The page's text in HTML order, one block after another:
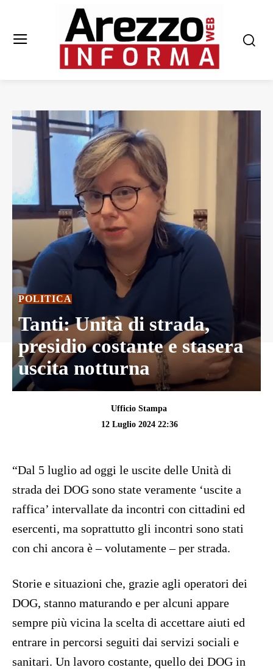
POLITICA
Tanti: Unità di strada,
presidio costante e stasera
uscita notturna
Ufficio Stampa
12 Luglio 2024 22:36
“Dal 5 luglio ad oggi le uscite delle Unità di
strada dei DOG sono state veramente ‘uscite a
raffica’ intervallate da incontri con cittadini ed
esercenti, ma soprattutto gli incontri sono stati
con chi ancora è – volutamente – per strada.
Storie e situazioni che, grazie agli operatori dei
DOG, stanno maturando e per alcuni appare
sempre più vicina la scelta di accettare aiuti ed
entrare in percorsi seguiti dai servizi sociali e
sanitari. Un lavoro costante, quello dei DOG in